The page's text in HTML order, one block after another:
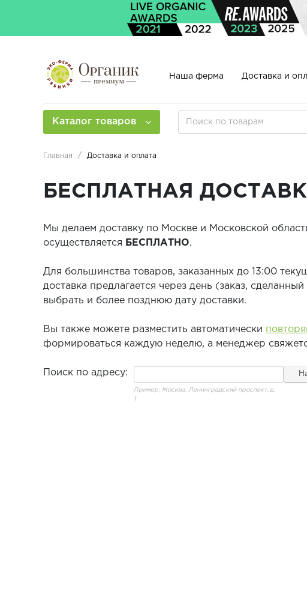
Наша ферма Доставка и
Каталог товаров
Главная Доставка и оплата
БЕСПЛАТНАЯ
Мы делаем доставку по Москве и Московской
осуществляется БЕСПЛАТНО.
Для большинства товаров, заказанных до 13:00
доставка предлагается через день (заказ,
выбрать и более позднюю дату доставки.
Вы также можете разместить автоматически
формироваться каждую неделю, а менеджер
Поиск по адресу:
Пример: Москва, Ленинградский проспект, д.
1